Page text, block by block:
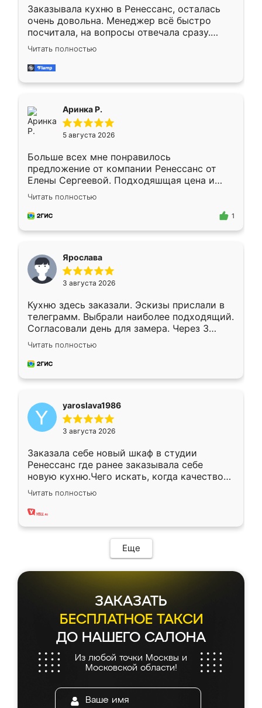
Заказывала кухню в Ренессанс, осталась
очень довольна. Менеджер всё быстро
посчитала, на вопросы отвечала сразу.
Замерщик приехал в субботу, подошёл к
делу со всей ответственностью. Собрали
за день, ребята работали аккуратно, даже
Читать полностью
Аринка Р.
5 августа 2026
Больше всех мне понравилось
предложение от компании Ренессанс от
Елены Сергеевой. Подходяшщая цена и
короткие сроки изготовления. Приехавший
для замера сотрудник Владислав
предложил по моему эскизу самый
Читать полностью
1
Ярослава
3 августа 2026
Кухню здесь заказали. Эскизы прислали в
телеграмм. Выбрали наиболее подходящий.
Согласовали день для замера. Через 3
недели кухня была уже готова. Остались
довольны работой. Спасибо Ренессанс
мебель за качественную работу!
Читать полностью
yaroslava1986
3 августа 2026
Заказала себе новый шкаф в студии
Ренессанс где ранее заказывала себе
новую кухню.Чего искать, когда качеством
вполне довольна. Служит кухня уже почти
два года, нареканий нет.
Читать полностью
Еще
ЗАКАЗАТЬ
БЕСПЛАТНОЕ ТАКСИ
ДО НАШЕГО САЛОНА
Из любой точки Москвы и
Московской области!